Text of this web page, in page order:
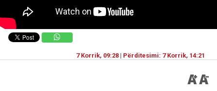
7 Korrik, 09:28 | Përditesimi: 7 Korrik, 14:21